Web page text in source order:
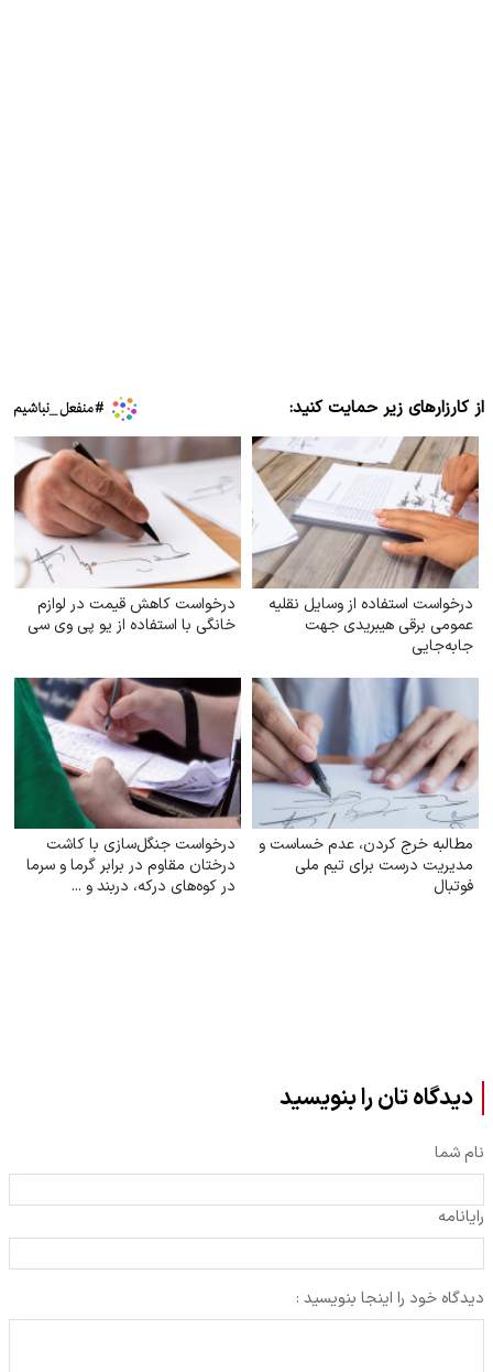
از کارزارهای زیر حمایت کنید:
درخواست استفاده از وسایل نقلیه
عمومی برقی هیبریدی جهت
جابه‌جایی
درخواست کاهش قیمت در لوازم
خانگی با استفاده از یو پی وی سی
مطالبه خرج کردن، عدم خساست و
مدیریت درست برای تیم ملی
فوتبال
درخواست جنگل‌سازی با کاشت
درختان مقاوم در برابر گرما و سرما
در کوه‌های درکه، دربند و ...
دیدگاه تان را بنویسید
نام شما
رایانامه
دیدگاه خود را اینجا بنویسید :